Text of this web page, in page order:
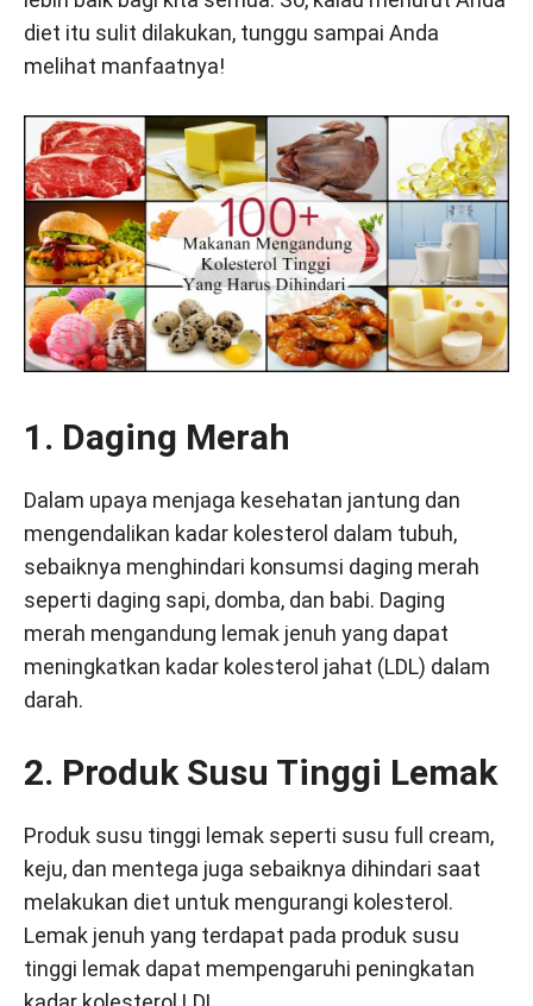
diet itu sulit dilakukan, tunggu sampai Anda
melihat manfaatnya!
1. Daging Merah
Dalam upaya menjaga kesehatan jantung dan
mengendalikan kadar kolesterol dalam tubuh,
sebaiknya menghindari konsumsi daging merah
seperti daging sapi, domba, dan babi. Daging
merah mengandung lemak jenuh yang dapat
meningkatkan kadar kolesterol jahat (LDL) dalam
darah.
2. Produk Susu Tinggi Lemak
Produk susu tinggi lemak seperti susu full cream,
keju, dan mentega juga sebaiknya dihindari saat
melakukan diet untuk mengurangi kolesterol.
Lemak jenuh yang terdapat pada produk susu
tinggi lemak dapat mempengaruhi peningkatan